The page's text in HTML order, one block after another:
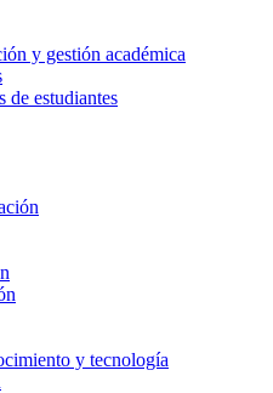
y gestión académica
de estudiantes
y tecnología